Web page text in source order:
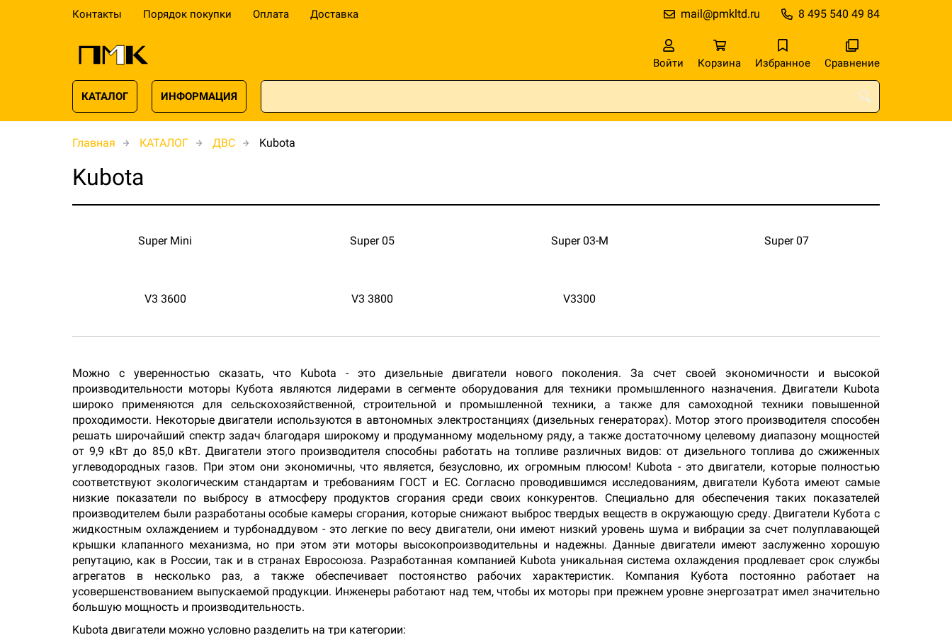
Контакты Порядок покупки Оплата Доставка 8 495 540 49 84
mail@pmkltd.ru
Войти Корзина Избранное Сравнение
КАТАЛОГ ИНФОРМАЦИЯ
Главная КАТАЛОГ ДВС Kubota
Kubota
Super Mini Super 05 Super 03-M Super 07
V3 3600 V3 3800 V3300
Можно с уверенностью сказать, что Kubota - это дизельные двигатели нового поколения. За счет своей экономичности и высокой
производительности моторы Кубота являются лидерами в сегменте оборудования для техники промышленного назначения. Двигатели Kubota
широко применяются для сельскохозяйственной, строительной и промышленной техники, а также для самоходной техники повышенной
проходимости. Некоторые двигатели используются в автономных электростанциях (дизельных генераторах). Мотор этого производителя способен
решать широчайший спектр задач благодаря широкому и продуманному модельному ряду, а также достаточному целевому диапазону мощностей
от 9,9 кВт до 85,0 кВт. Двигатели этого производителя способны работать на топливе различных видов: от дизельного топлива до сжиженных
углеводородных газов. При этом они экономичны, что является, безусловно, их огромным плюсом! Kubota - это двигатели, которые полностью
соответствуют экологическим стандартам и требованиям ГОСТ и ЕС. Согласно проводившимся исследованиям, двигатели Кубота имеют самые
низкие показатели по выбросу в атмосферу продуктов сгорания среди своих конкурентов. Специально для обеспечения таких показателей
производителем были разработаны особые камеры сгорания, которые снижают выброс твердых веществ в окружающую среду. Двигатели Кубота с
жидкостным охлаждением и турбонаддувом - это легкие по весу двигатели, они имеют низкий уровень шума и вибрации за счет полуплавающей
крышки клапанного механизма, но при этом эти моторы высокопроизводительны и надежны. Данные двигатели имеют заслуженно хорошую
репутацию, как в России, так и в странах Евросоюза. Разработанная компанией Kubota уникальная система охлаждения продлевает срок службы
агрегатов в несколько раз, а также обеспечивает постоянство рабочих характеристик. Компания Кубота постоянно работает на
усовершенствованием выпускаемой продукции. Инженеры работают над тем, чтобы их моторы при прежнем уровне энергозатрат имел значительно
большую мощность и производительность.
Kubota двигатели можно условно разделить на три категории: